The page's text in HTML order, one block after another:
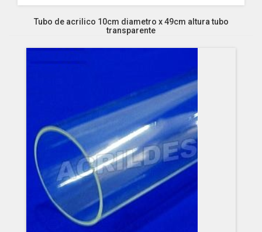
Tubo de acrilico 10cm diametro x 49cm altura tubo
transparente